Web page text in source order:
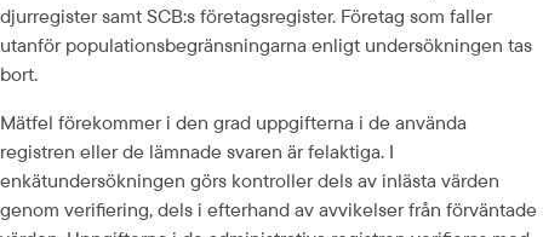
djurregister samt SCB:s företagsregister. Företag som faller
utanför populationsbegränsningarna enligt undersökningen tas
bort.
Mätfel förekommer i den grad uppgifterna i de använda
registren eller de lämnade svaren är felaktiga. I
enkätundersökningen görs kontroller dels av inlästa värden
genom verifiering, dels i efterhand av avvikelser från förväntade